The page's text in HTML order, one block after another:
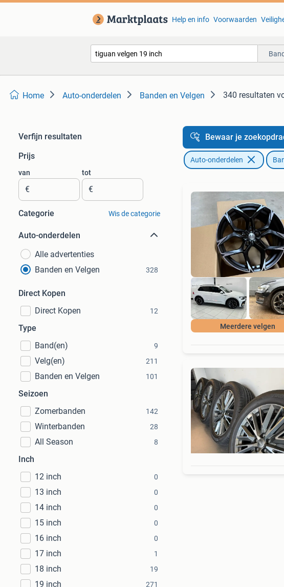
Help en info Voorwaarden
Home Auto-onderdelen Banden en Velgen 340 resultaten
Verfijn resultaten
Prijs
van
€
tot
€
Categorie Wis de categorie
Auto-onderdelen
Alle advertenties
Banden en Velgen
328
Direct Kopen
Direct Kopen
12
Type
Band(en)
9
Velg(en) 211
Banden en Velgen 101
Seizoen
Zomerbanden
142
Winterbanden 28
All Season 8
Inch
12 inch
0
13 inch 0
14 inch 0
15 inch 0
16 inch 0
17 inch 1
18 inch 19
19 inch 271
Bewaar je
Auto-onderdelen
Meerdere velgen